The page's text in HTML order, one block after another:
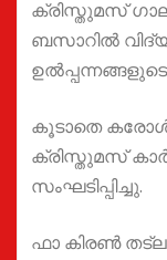
ക്രിസ്തുമസ്
ബസാറിൽ
കൂടാതെ കരോൾ
ക്രിസ്തുമസ്
സംഘടിപ്പിച്ചു.
ഫാ കിരൺ